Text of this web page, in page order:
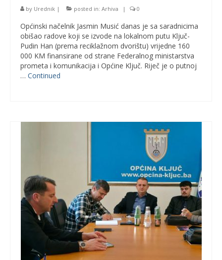
by Urednik | posted in: Arhiva | 0
Općinski načelnik Jasmin Musić danas je sa saradnicima
obišao radove koji se izvode na lokalnom putu Ključ-
Pudin Han (prema reciklažnom dvorištu) vrijedne 160
000 KM finansirane od strane Federalnog ministarstva
prometa i komunikacija i Općine Ključ. Riječ je o putnoj
… Continued